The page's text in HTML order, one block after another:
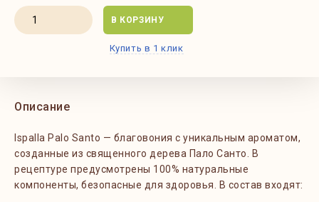
В КОРЗИНУ
Купить в 1 клик
Описание
Ispalla Palo Santo — благовония с уникальным ароматом,
созданные из священного дерева Пало Санто. В
рецептуре предусмотрены 100% натуральные
компоненты, безопасные для здоровья. В состав входят: